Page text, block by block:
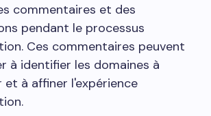
commentaires et des
pendant le processus
Ces commentaires peuvent
à identifier les domaines à
et à affiner l'expérience